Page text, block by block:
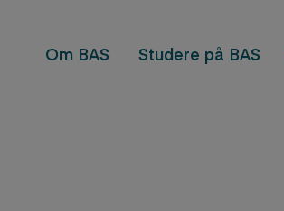
Om BAS Studere på BAS